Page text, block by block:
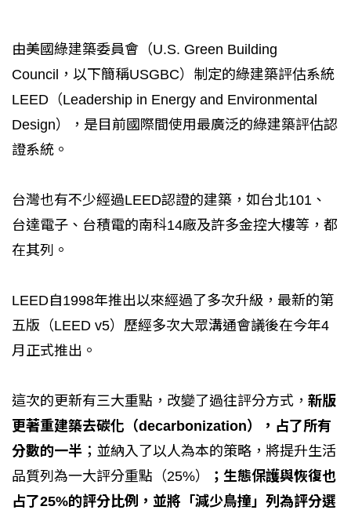
由美國綠建築委員會（U.S. Green Building
Council，以下簡稱USGBC）制定的綠建築評估系統
LEED（Leadership in Energy and Environmental
Design），是目前國際間使用最廣泛的綠建築評估認
證系統。
台灣也有不少經過LEED認證的建築，如台北101、
台達電子、台積電的南科14廠及許多金控大樓等，都
在其列。
LEED自1998年推出以來經過了多次升級，最新的第
五版（LEED v5）歷經多次大眾溝通會議後在今年4
月正式推出。
這次的更新有三大重點，改變了過往評分方式， 新版
更著重建築去碳化（decarbonization），占了所有
分數的一半 ；並納入了以人為本的策略，將提升生活
品質列為一大評分重點（25%）
；生態保護與恢復也
占了25%的評分比例，並將「減少鳥撞」列為評分選